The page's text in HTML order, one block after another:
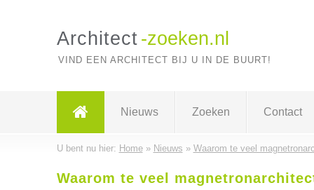
Architect -zoeken.nl
VIND EEN ARCHITECT BIJ U IN DE BUURT!
Nieuws Zoeken Contact
U bent nu hier: Home» Nieuws » Waarom te veel
Waarom te veel